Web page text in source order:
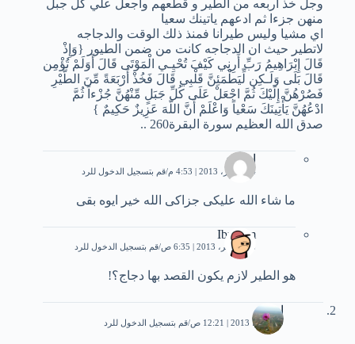
وجل خذ اربعه من الطير و قطعهم واجعل علي كل جبل
منهن جزءا ثم ادعهم ياتينك سعيا
اي مشيا وليس طيرانا فمنذ ذلك الوقت والدجاجه
لاتطير حيث ان الدجاجه كانت من ضمن الطيور {وَإِذْ
قَالَ إِبْرَاهِيمُ رَبِّ أَرِنِي كَيْفَ تُحْيِـي الْمَوْتَى قَالَ أَوَلَمْ تُؤْمِن
قَالَ بَلَى وَلَـكِن لِّيَطْمَئِنَّ قَلْبِي قَالَ فَخُذْ أَرْبَعَةً مِّنَ الطَّيْرِ
فَصُرْهُنَّ إِلَيْكَ ثُمَّ اجْعَلْ عَلَى كُلِّ جَبَلٍ مِّنْهُنَّ جُزْءاً ثُمَّ
ادْعُهُنَّ يَأْتِينَكَ سَعْياً وَاعْلَمْ أَنَّ اللّهَ عَزِيزٌ حَكِيمٌ }
صدق الله العظيم سورة البقرة260 ..
اسراء
14 أكتوبر، 2013 | 4:53 م قم بتسجيل الدخول للرد
ما شاء الله عليكى جزاكى الله خير ايوه بقى
Ibrahim
18 نوفمبر، 2013 | 6:35 ص قم بتسجيل الدخول للرد
هو الطير لازم يكون القصد بها دجاج؟!
امير
29 يونيو، 2013 | 12:21 ص قم بتسجيل الدخول للرد